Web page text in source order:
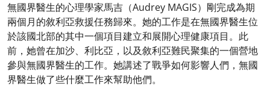
無國界醫生的心理學家馬吉（Audrey MAGIS）剛完成為期
兩個月的敘利亞救援任務歸來。她的工作是在無國界醫生位
於該國北部的其中一個項目建立和展開心理健康項目。此
前，她曾在加沙、利比亞，以及敘利亞難民聚集的一個營地
參與無國界醫生的工作。她講述了戰爭如何影響人們，無國
界醫生做了些什麼工作來幫助他們。